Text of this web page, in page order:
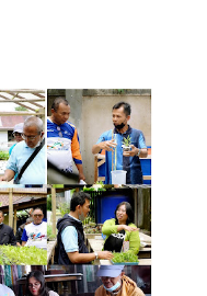
mulai dari kegiatan
kegiatan
menjadi aktiftas
Gathering, Wisata
Urban di Lembang